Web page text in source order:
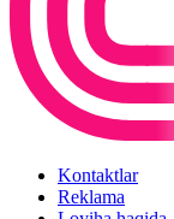
Kontaktlar
Reklama